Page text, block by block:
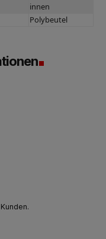
innen
Polybeutel